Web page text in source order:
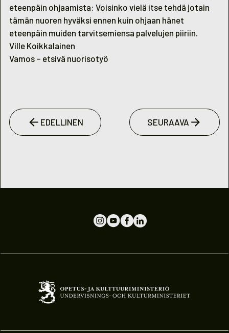
eteenpäin ohjaamista: Voisinko vielä itse tehdä jotain
tämän nuoren hyväksi ennen kuin ohjaan hänet
eteenpäin muiden tarvitsemiensa palvelujen piiriin.
Ville Koikkalainen
Vamos – etsivä nuorisotyö
EDELLINEN SEURAAVA